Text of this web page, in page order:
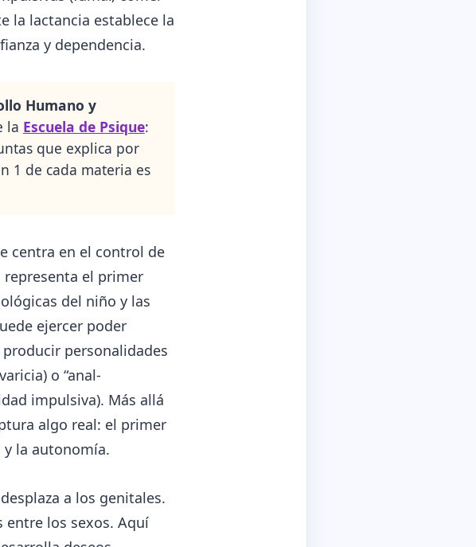
la lactancia establece la
y dependencia.
Humano y
la Escuela de Psique:
que explica por
1 de cada materia es
centra en el control de
el primer
del niño y las
ejercer poder
personalidades
o “anal-
impulsiva). Más allá
algo real: el primer
la autonomía.
a los genitales.
entre los sexos. Aquí